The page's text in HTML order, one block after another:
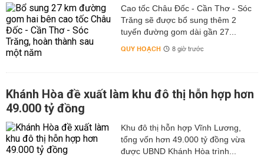
Cao tốc Châu Đốc - Cần Thơ - Sóc
Trăng sẽ được bổ sung thêm 2
tuyến đường gom dài gần 27...
QUY HOẠCH 8 giờ trước
Khánh Hòa đề xuất làm khu đô thị hỗn hợp hơn
49.000 tỷ đồng
Khu đô thị hỗn hợp Vĩnh Lương,
tổng vốn hơn 49.000 tỷ đồng vừa
được UBND Khánh Hòa trình...